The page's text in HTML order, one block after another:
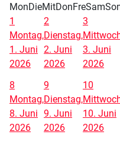
MonDieMitDonFreSam
1
Montag,
1. Juni
2026
2
Dienstag,
2. Juni
2026
3
3. Juni
2026
8
Montag,
8. Juni
2026
9
Dienstag,
9. Juni
2026
10
10. Juni
2026